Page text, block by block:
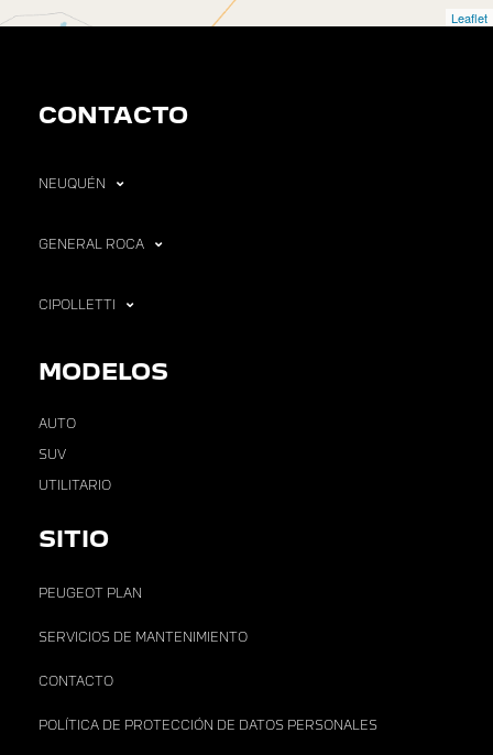
Leaflet
CONTACTO
NEUQUÉN
GENERAL ROCA
CIPOLLETTI
MODELOS
AUTO
SUV
UTILITARIO
SITIO
PEUGEOT PLAN
SERVICIOS DE MANTENIMIENTO
CONTACTO
POLÍTICA DE PROTECCIÓN DE DATOS PERSONALES